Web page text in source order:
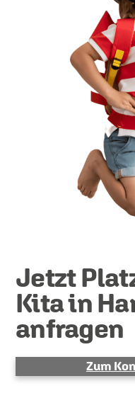
Jetzt
Kita in
anfragen
Zum